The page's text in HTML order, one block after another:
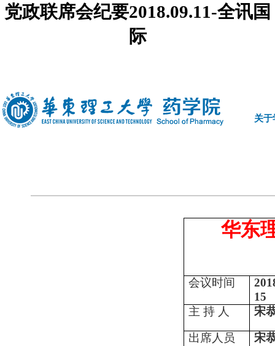
党政联席会纪要2018.09.11-全讯国
际
关于
华东
会议时间
15
主 持 人
宋
出席人员
宋